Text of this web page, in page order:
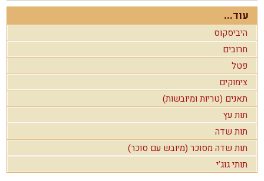
עוד...
היביסקוס
חרובים
פטל
צימוקים
תאנים (טריות ומיובשות)
תות עץ
תות שדה
תות שדה מסוכר (מיובש עם סוכר)
תותי גוג’י